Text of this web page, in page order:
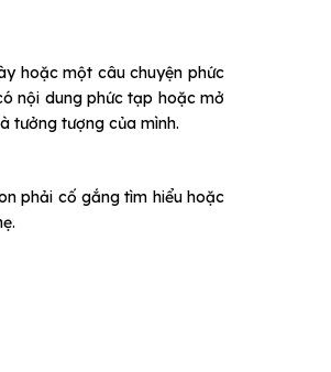
hoặc một câu chuyện phức
nội dung phức tạp hoặc mở
tưởng tượng của mình.
phải cố gắng tìm hiểu hoặc